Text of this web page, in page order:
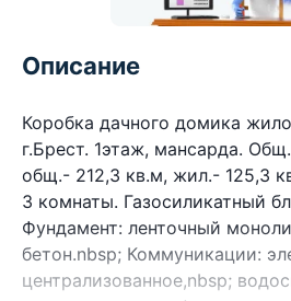
Описание
Коробка дачного домика
г.Брест. 1этаж, мансарда.
общ.- 212,3 кв.м, жил.- 125,3
3 комнаты. Газосиликатный
Фундамент: ленточный
бетон.nbsp; Коммуникации:
централизованное,nbsp;